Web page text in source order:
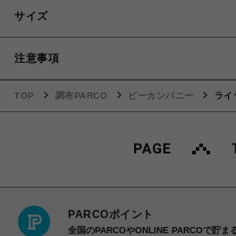
サイズ
注意事項
TOP 調布PARCO ビーカンパニー
ライ
PARCOポイント
全国のPARCOやONLINE PARCOで貯ま